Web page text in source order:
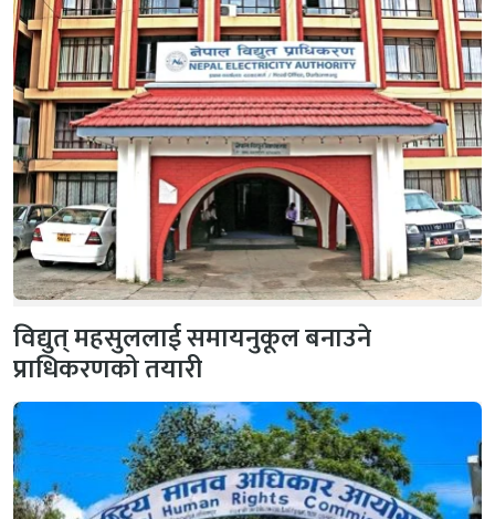
विद्युत् महसुललाई समायनुकूल बनाउने
प्राधिकरणको तयारी